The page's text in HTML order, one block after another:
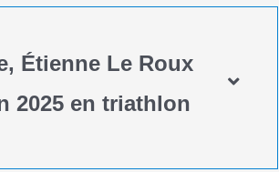
Étienne Le Roux
2025 en triathlon